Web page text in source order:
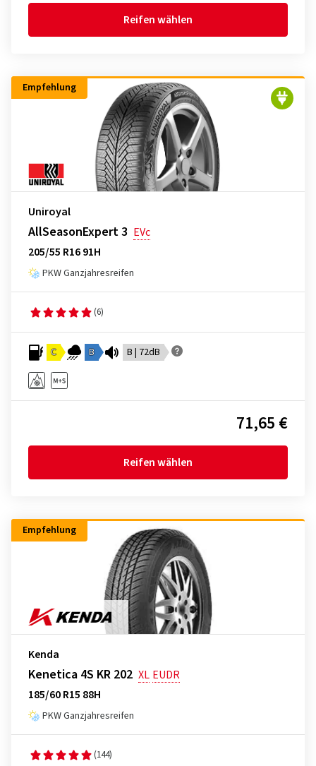
Reifen wählen
Empfehlung
Uniroyal
AllSeasonExpert 3 EVc
205/55 R16 91H
PKW Ganzjahresreifen
(6)
C B B | 72dB
71,65 €
Reifen wählen
Empfehlung
Kenda
Kenetica 4S KR 202 XL EUDR
185/60 R15 88H
PKW Ganzjahresreifen
(144)